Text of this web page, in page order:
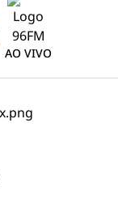
AO VIVO